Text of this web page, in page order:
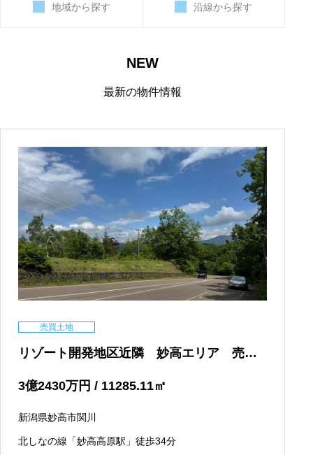
地域から探す 沿線から探す
NEW
最新の物件情報
売買土地
リゾート開発地区近隣 妙高エリア 売土
3億2430万円 / 11285.11㎡
新潟県妙高市関川
北しなの線「妙高高原駅」徒歩34分